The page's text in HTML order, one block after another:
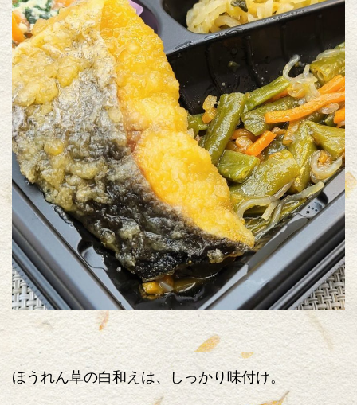
ほうれん草の白和えは、しっかり味付け。